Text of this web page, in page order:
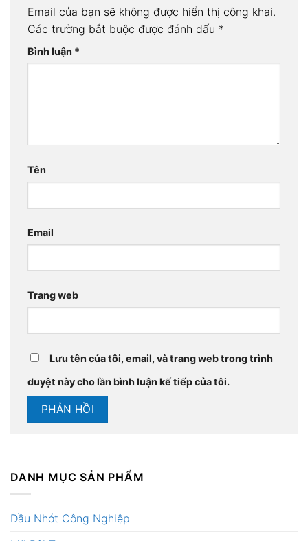
Email của bạn sẽ không được hiển thị công khai.
Các trường bắt buộc được đánh dấu *
Bình luận *
Tên
Email
Trang web
Lưu tên của tôi, email, và trang web trong trình
duyệt này cho lần bình luận kế tiếp của tôi.
DANH MỤC SẢN PHẨM
Dầu Nhớt Công Nghiệp